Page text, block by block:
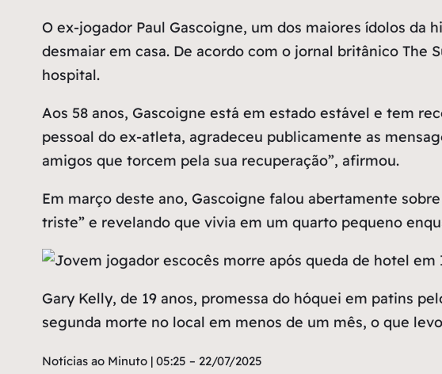
Oex-jogador Paul Gascoigne, um dos maiores ídolos da
desmaiar em casa. De acordo com o jornal britânico
hospital.
Aos 58 anos, Gascoigne está em estado estável e tem
pessoal do ex-atleta, agradeceu publicamente as
amigos que torcem pela sua recuperação”, afirmou.
Em março deste ano, Gascoigne falou abertamente
triste” e revelando que vivia em um quarto pequeno
Gary Kelly, de 19 anos, promessa do hóquei em patins
segunda morte no local em menos de um mês, o que
Notícias ao Minuto | 05:25 – 22/07/2025